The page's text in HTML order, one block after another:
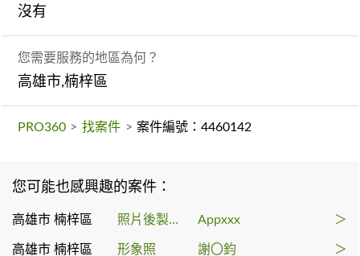
沒有
您需要服務的地區為何？
高雄市,楠梓區
PRO360 > 找案件 > 案件編號：4460142
您可能也感興趣的案件：
高雄市 楠梓區 照片後製修圖 Appxxx ＞
高雄市 楠梓區 形象照 謝〇鈞 ＞